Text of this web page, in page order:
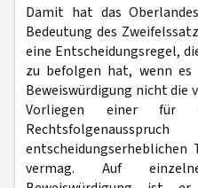
Damit hat das
Bedeutung des
eine Entscheidungsregel,
zu befolgen hat, wenn es
Beweiswürdigung nicht die
Vorliegen einer für
entscheidungserheblichen
vermag. Auf